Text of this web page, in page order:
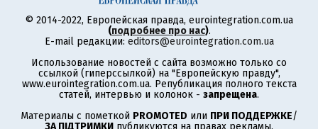
© 2014-2022, Европейская правда, eurointegration.com.ua
(подробнее про нас).
E-mail редакции: editors@eurointegration.com.ua
Использование новостей с сайта возможно только со
ссылкой (гиперссылкой) на "Европейскую правду",
www.eurointegration.com.ua. Републикация полного текста
статей, интервью и колонок - запрещена.
Материалы с пометкой PROMOTED или ПРИ ПОДДЕРЖКЕ/
ЗА ПІДТРИМКИ публикуются на правах рекламы.